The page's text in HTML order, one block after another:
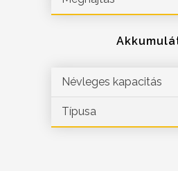
Névleges kapacitás
Típusa